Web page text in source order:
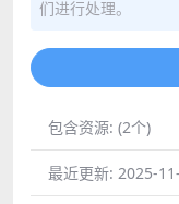
们进行处理。
包含资源: (2个)
最近更新: 2025-